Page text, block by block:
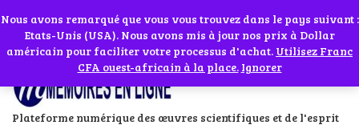
Abonnes toi à notre chaîne WhatsApp en cliquant sur l'icône en face
Plateforme numérique des œuvres scientifiques et de l'esprit
Si vous avez besoin d'assistance Contactez-nous par WhatsApp au
+229 01 95 33 60 26Ignorer
Nous avons remarqué que vous vous trouvez dans le pays suivant :
Etats-Unis (USA). Nous avons mis à jour nos prix à Dollar
américain pour faciliter votre processus d'achat. Utilisez Franc
CFA ouest-africain à la place. Ignorer